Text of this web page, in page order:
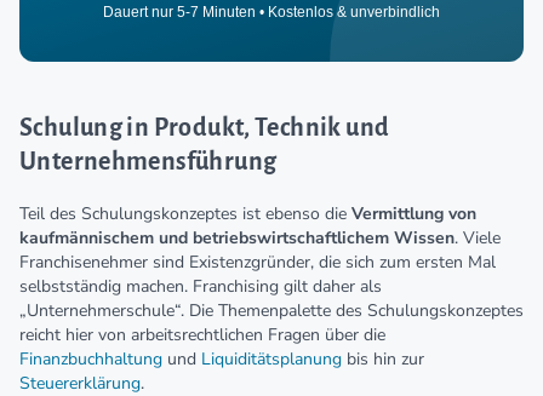
Dauert nur 5-7 Minuten • Kostenlos & unverbindlich
Schulung in Produkt, Technik und
Unternehmensführung
Teil des Schulungskonzeptes ist ebenso die Vermittlung von
kaufmännischem und betriebswirtschaftlichem Wissen. Viele
Franchisenehmer sind Existenzgründer, die sich zum ersten Mal
selbstständig machen. Franchising gilt daher als
„Unternehmerschule“. Die Themenpalette des Schulungskonzeptes
reicht hier von arbeitsrechtlichen Fragen über die
Finanzbuchhaltung und Liquiditätsplanung bis hin zur
Steuererklärung.